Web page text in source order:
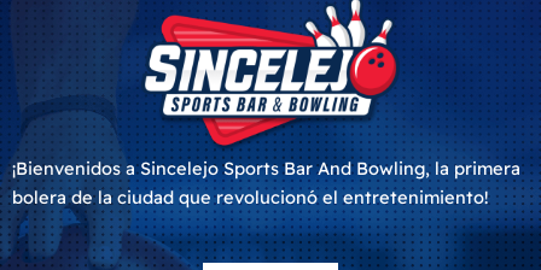
¡Bienvenidos a Sincelejo Sports Bar And Bowling, la primera
bolera de la ciudad que revolucionó el entretenimiento!